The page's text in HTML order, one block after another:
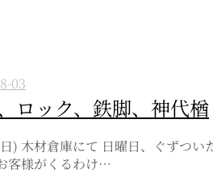
03
ロック、鉄脚、神代楢
倉庫にて 日曜日、ぐずついた
客様がくるわけ…